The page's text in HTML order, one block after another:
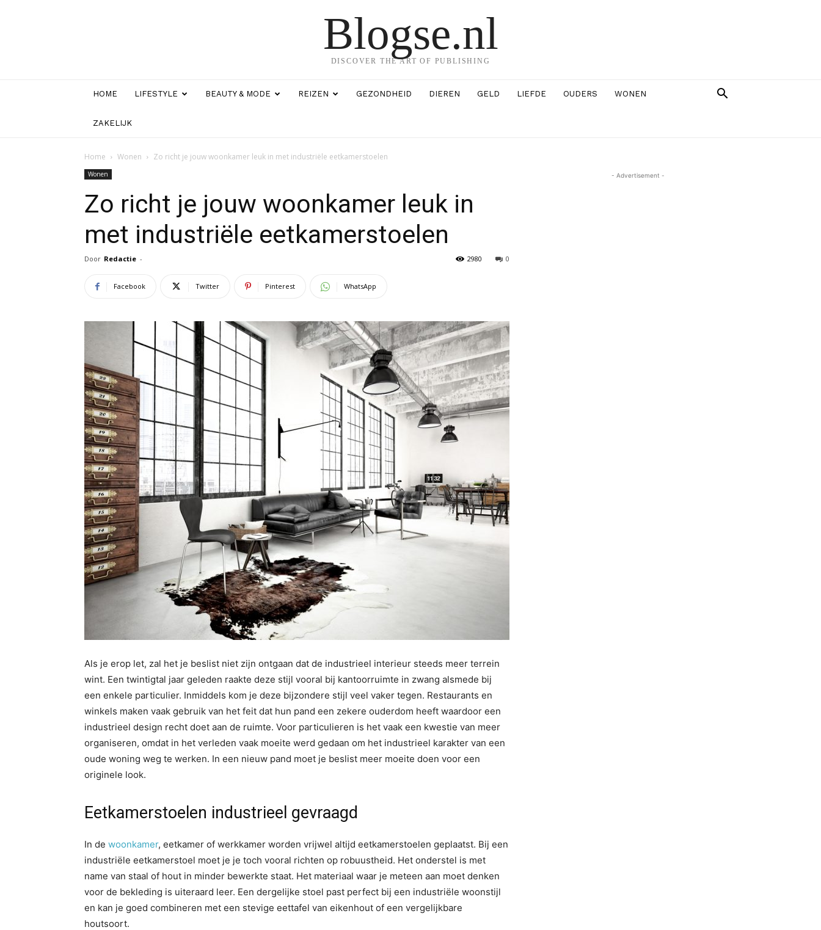
Blogse.nl
DISCOVER THE ART OF PUBLISHING
HOME LIFESTYLE BEAUTY & MODE REIZEN GEZONDHEID DIEREN GELD LIEFDE OUDERS WONEN
ZAKELIJK
Home Wonen Zo richt je jouw woonkamer leuk in met industriële eetkamerstoelen
Wonen
Zo richt je jouw woonkamer leuk in
met industriële eetkamerstoelen
Door Redactie - 0
2980
Facebook Twitter Pinterest WhatsApp
Als je erop let, zal het je beslist niet zijn ontgaan dat de industrieel interieur steeds meer terrein
wint. Een twintigtal jaar geleden raakte deze stijl vooral bij kantoorruimte in zwang alsmede bij
een enkele particulier. Inmiddels kom je deze bijzondere stijl veel vaker tegen. Restaurants en
winkels maken vaak gebruik van het feit dat hun pand een zekere ouderdom heeft waardoor een
industrieel design recht doet aan de ruimte. Voor particulieren is het vaak een kwestie van meer
organiseren, omdat in het verleden vaak moeite werd gedaan om het industrieel karakter van een
oude woning weg te werken. In een nieuw pand moet je beslist meer moeite doen voor een
originele look.
Eetkamerstoelen industrieel gevraagd
In de woonkamer, eetkamer of werkkamer worden vrijwel altijd eetkamerstoelen geplaatst. Bij een
industriële eetkamerstoel moet je je toch vooral richten op robuustheid. Het onderstel is met
name van staal of hout in minder bewerkte staat. Het materiaal waar je meteen aan moet denken
voor de bekleding is uiteraard leer. Een dergelijke stoel past perfect bij een industriële woonstijl
en kan je goed combineren met een stevige eettafel van eikenhout of een vergelijkbare
houtsoort.
- Advertisement -